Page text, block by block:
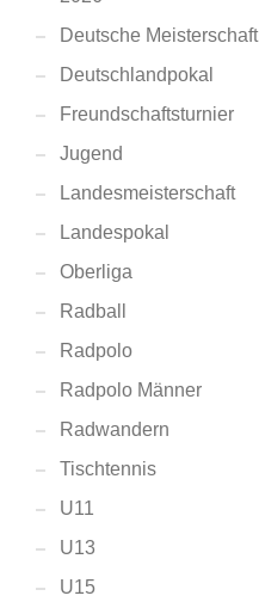
Deutsche Meisterschaft
Deutschlandpokal
Freundschaftsturnier
Jugend
Landesmeisterschaft
Landespokal
Oberliga
Radball
Radpolo
Radpolo Männer
Radwandern
Tischtennis
U11
U13
U15